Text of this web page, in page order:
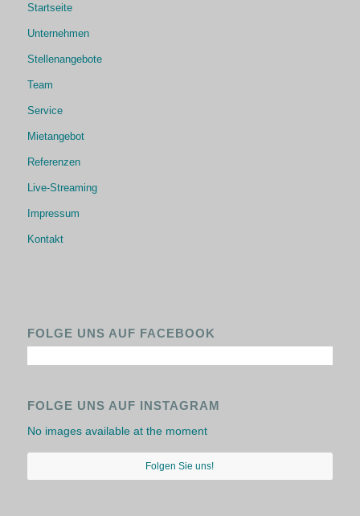
Startseite
Unternehmen
Stellenangebote
Team
Service
Mietangebot
Referenzen
Live-Streaming
Impressum
Kontakt
FOLGE UNS AUF FACEBOOK
FOLGE UNS AUF INSTAGRAM
No images available at the moment
Folgen Sie uns!